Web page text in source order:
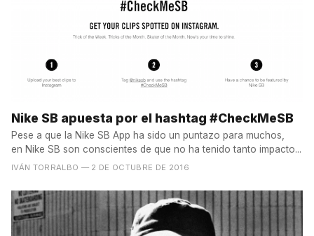
Nike SB apuesta por el hashtag #CheckMeSB
Pese a que la Nike SB App ha sido un puntazo para muchos,
en Nike SB son conscientes de que no ha tenido tanto impacto...
IVÁN TORRALBO — 2 DE OCTUBRE DE 2016